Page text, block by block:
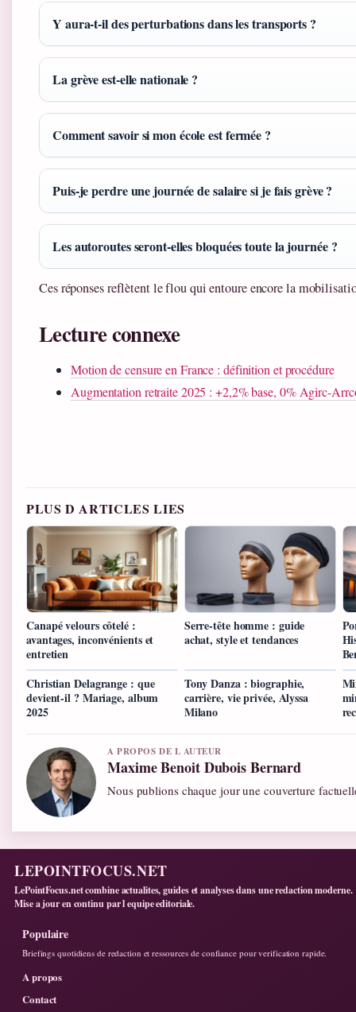
Y aura-t-il des perturbations dans les transports ?
La grève est-elle nationale ?
Comment savoir si mon école est fermée ?
Puis-je perdre une journée de salaire si je fais grève ?
Les autoroutes seront-elles bloquées toute la journée ?
Ces réponses reflètent le flou qui entoure encore la
Lecture connexe
Motion de censure en France : définition et procédure
Augmentation retraite 2025 : +2,2% base, 0% Agirc-
PLUS D ARTICLES LIES
Canapé velours côtelé :
avantages, inconvénients et
entretien
Serre-tête homme : guide
achat, style et tendances
Christian Delagrange : que
devient-il ? Mariage, album
2025
Tony Danza : biographie,
carrière, vie privée, Alyssa
Milano
A PROPOS DE L AUTEUR
Maxime Benoit Dubois Bernard
Nous publions chaque jour une couverture
LEPOINTFOCUS.NET
LePointFocus.net combine actualites, guides et analyses dans une redaction moderne.
Mise a jour en continu par l equipe editoriale.
Populaire
Briefings quotidiens de redaction et ressources de confiance pour verification rapide.
A propos
Contact